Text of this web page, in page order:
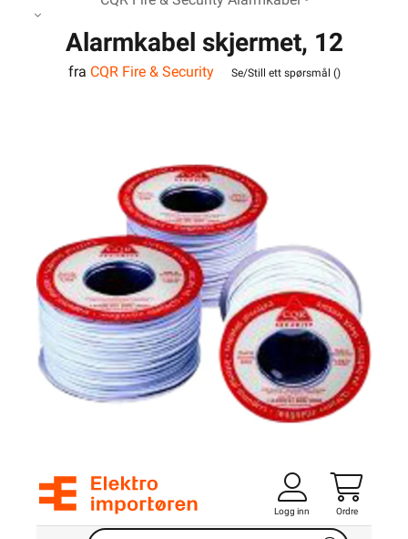
Alarmkabel skjermet, 12
leder
fra CQR Fire & Security Se/Still ett spørsmål ()
Logg inn Ordre